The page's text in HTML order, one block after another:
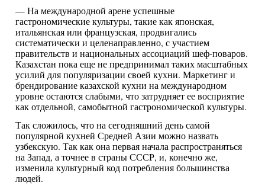
— На международной арене успешные
гастрономические культуры, такие как японская,
итальянская или французская, продвигались
систематически и целенаправленно, с участием
правительств и национальных ассоциаций шеф-поваров.
Казахстан пока еще не предпринимал таких масштабных
усилий для популяризации своей кухни. Маркетинг и
брендирование казахской кухни на международном
уровне остаются слабыми, что затрудняет ее восприятие
как отдельной, самобытной гастрономической культуры.
Так сложилось, что на сегодняшний день самой
популярной кухней Средней Азии можно назвать
узбекскую. Так как она первая начала распространяться
на Запад, а точнее в страны СССР, и, конечно же,
изменила культурный код потребления большинства
людей.